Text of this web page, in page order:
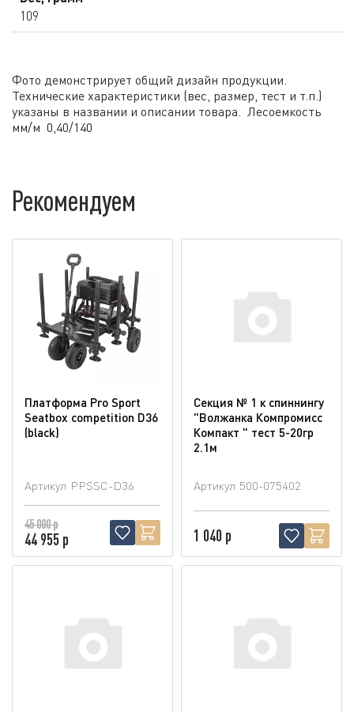
109
Фото демонстрирует общий дизайн продукции.
Технические характеристики (вес, размер, тест и т.п.)
указаны в названии и описании товара. Лесоемкость
мм/м 0,40/140
Рекомендуем
Платформа Pro Sport
Seatbox competition D36
(blaсk)
Артикул PPSSC-D36
45 000 р
44 955 р
Секция № 1 к спиннингу
"Волжанка Компромисс
Компакт " тест 5-20гр
2.1м
Артикул 500-075402
1 040 р